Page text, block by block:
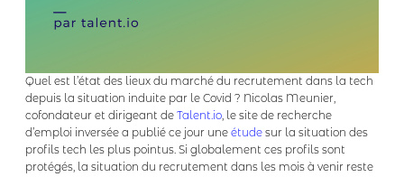
Quel est l’état des lieux du marché du recrutement dans la tech
depuis la situation induite par le Covid ? Nicolas Meunier,
cofondateur et dirigeant deTalent.io , le site de recherche
d’emploi inversée a publié ce jour uneétude sur la situation des
profils tech les plus pointus. Si globalement ces profils sont
protégés, la situation du recrutement dans les mois à venir reste